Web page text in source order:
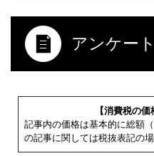
アンケート
【消費税の価
記事内の価格は基本的に総額
の記事に関しては税抜表記の場